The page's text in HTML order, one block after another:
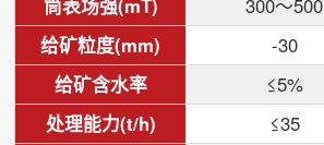
筒表场强(mT)
300～500
给矿粒度(mm)
-30
给矿含水率
≤5%
处理能力(t/h)
≤35